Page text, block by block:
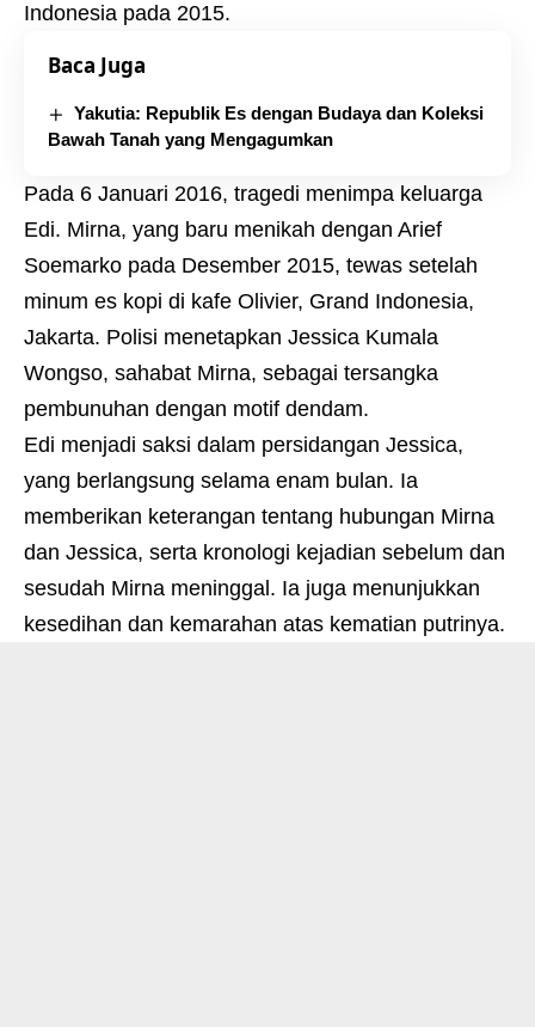
Indonesia pada 2015.
Baca Juga
Yakutia: Republik Es dengan Budaya dan Koleksi
Bawah Tanah yang Mengagumkan
Pada 6 Januari 2016, tragedi menimpa keluarga
Edi. Mirna, yang baru menikah dengan Arief
Soemarko pada Desember 2015, tewas setelah
minum es kopi di kafe Olivier, Grand Indonesia,
Jakarta. Polisi menetapkan Jessica Kumala
Wongso, sahabat Mirna, sebagai tersangka
pembunuhan dengan motif dendam.
Edi menjadi saksi dalam persidangan Jessica,
yang berlangsung selama enam bulan. Ia
memberikan keterangan tentang hubungan Mirna
dan Jessica, serta kronologi kejadian sebelum dan
sesudah Mirna meninggal. Ia juga menunjukkan
kesedihan dan kemarahan atas kematian putrinya.